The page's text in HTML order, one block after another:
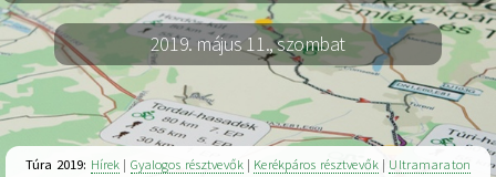
2019. május 11., szombat
Túra 2019: Hírek | Gyalogos résztvevők| Kerékpáros résztvevők| Ultramaraton